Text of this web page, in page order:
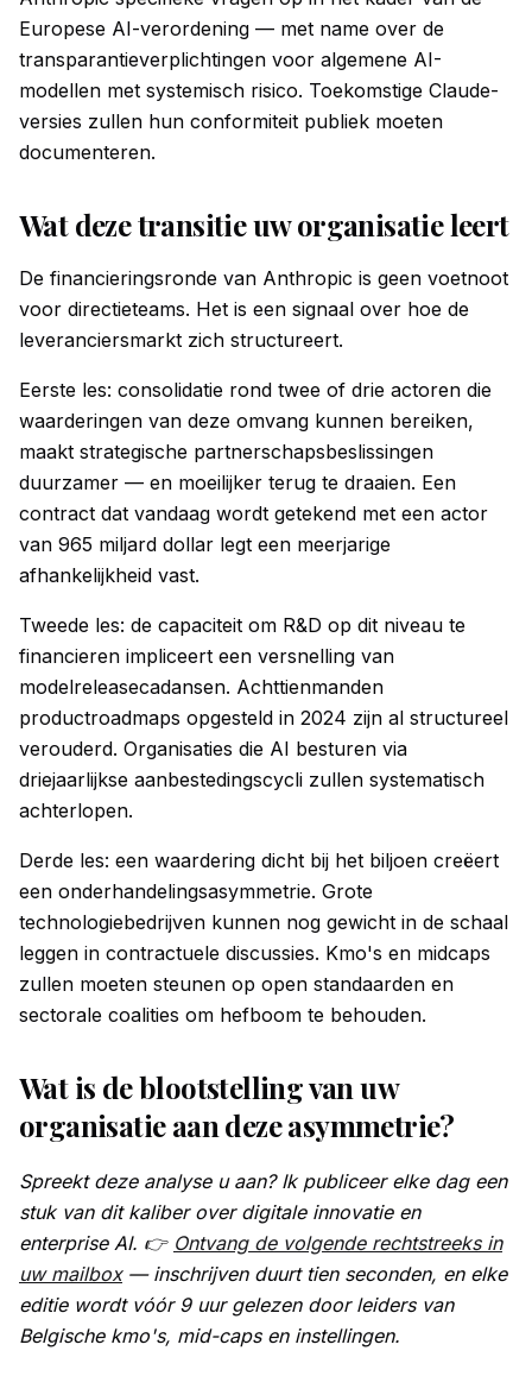
Europese AI-verordening — met name over de
transparantieverplichtingen voor algemene AI-
modellen met systemisch risico. Toekomstige Claude-
versies zullen hun conformiteit publiek moeten
documenteren.
Wat deze transitie uw organisatie leert
De financieringsronde van Anthropic is geen voetnoot
voor directieteams. Het is een signaal over hoe de
leveranciersmarkt zich structureert.
Eerste les: consolidatie rond twee of drie actoren die
waarderingen van deze omvang kunnen bereiken,
maakt strategische partnerschapsbeslissingen
duurzamer — en moeilijker terug te draaien. Een
contract dat vandaag wordt getekend met een actor
van 965 miljard dollar legt een meerjarige
afhankelijkheid vast.
Tweede les: de capaciteit om R&D op dit niveau te
financieren impliceert een versnelling van
modelreleasecadansen. Achttienmanden
productroadmaps opgesteld in 2024 zijn al structureel
verouderd. Organisaties die AI besturen via
driejaarlijkse aanbestedingscycli zullen systematisch
achterlopen.
Derde les: een waardering dicht bij het biljoen creëert
een onderhandelingsasymmetrie. Grote
technologiebedrijven kunnen nog gewicht in de schaal
leggen in contractuele discussies. Kmo's en midcaps
zullen moeten steunen op open standaarden en
sectorale coalities om hefboom te behouden.
Wat is de blootstelling van uw
organisatie aan deze asymmetrie?
Spreekt deze analyse u aan? Ik publiceer elke dag een
stuk van dit kaliber over digitale innovatie en
enterprise AI. 👉 Ontvang de volgende rechtstreeks in
uw mailbox— inschrijven duurt tien seconden, en elke
editie wordt vóór 9 uur gelezen door leiders van
Belgische kmo's, mid-caps en instellingen.